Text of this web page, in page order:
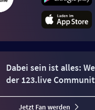
Dabei sein ist alles:
der 123.live
Jetzt Fan werden